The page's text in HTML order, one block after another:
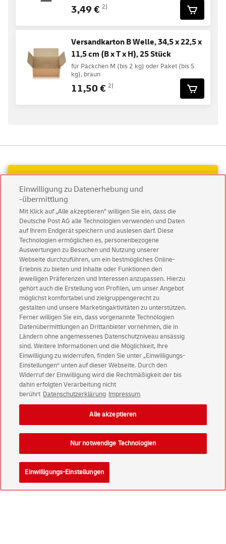
3,49 € 2)
Versandkarton B Welle, 34,5 x 22,5 x
11,5 cm (B x T x H), 25 Stück
für Päckchen M (bis 2 kg) oder Paket (bis 5
kg), braun
11,50 € 2)
Abonnieren Sie unseren Newsletter
Immer informiert über exklusive Angebote und
Aktionen - jetzt mit Vorteil
Privatkundensichern sich einen5 € Gutschein
für POSTSCAN!
Geschäftskundenerhalten einen5 € Gutschein
für Briefmarke individuell!
Zur Newsletter-Anmeldung
© Mon Aug 10 14:13:13 CEST 2026 Deutsche Post AG
Impressum
Datenschutz
Einwilligung zu Datenerhebung und
-übermittlung
Mit Klick auf „Alle akzeptieren” willigen Sie ein, dass die
Deutsche Post AG alle Technologien verwenden und Daten
auf Ihrem Endgerät speichern und auslesen darf. Diese
Technologien ermöglichen es, personenbezogene
Auswertungen zu Besuchen und Nutzung unserer
Webseite durchzuführen, um ein bestmögliches Online-
Erlebnis zu bieten und Inhalte oder Funktionen den
jeweiligen Präferenzen und Interessen anzupassen. Hierzu
gehört auch die Erstellung von Profilen, um unser Angebot
möglichst komfortabel und zielgruppengerecht zu
gestalten und unsere Marketingaktivitäten zu unterstützen.
Ferner willigen Sie ein, dass vorgenannte Technologien
Datenübermittlungen an Drittanbieter vornehmen, die in
Ländern ohne angemessenes Datenschutzniveau ansässig
sind. Weitere Informationen und die Möglichkeit, Ihre
Einwilligung zu widerrufen, finden Sie unter „Einwilligungs-
Einstellungen“ unten auf dieser Webseite. Durch den
Widerruf der Einwilligung wird die Rechtmäßigkeit der bis
dahin erfolgten Verarbeitung nicht
berührt Datenschutzerklärung Impressum
Einwilligungs-Einstellungen
Nur notwendige Technologien
Alle akzeptieren